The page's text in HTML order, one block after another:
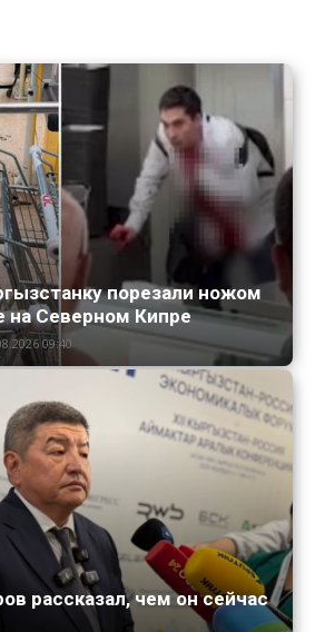
порезали ножом
на Северном Кипре
09:40
рассказал, чем он сейчас